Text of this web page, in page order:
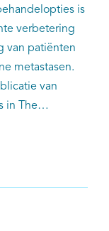
is
verbetering
van patiënten
metastasen.
van
in The
hebben
tot een